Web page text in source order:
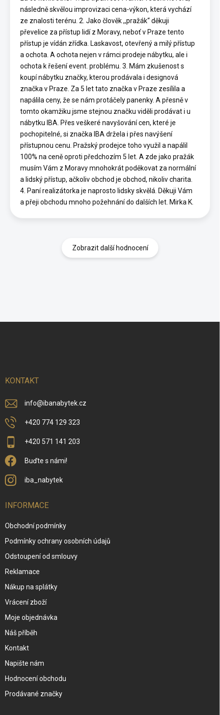
následně skvělou improvizaci cena-výkon, která vychází
ze znalosti terénu. 2. Jako člověk ,,pražák“ děkuji
převelice za přístup lidí z Moravy, neboť v Praze tento
přístup je vídán zřídka. Laskavost, otevřený a milý přístup
a ochota. A ochota nejen v rámci prodeje nábytku, ale i
ochota k řešení event. problému. 3. Mám zkušenost s
koupí nábytku značky, kterou prodávala i designová
značka v Praze. Za 5 let tato značka v Praze zesílila a
napálila ceny, že se nám protáčely panenky. A přesně v
tomto okamžiku jsme stejnou značku viděli prodávat i u
nábytku IBA. Přes veškeré navyšování cen, které je
pochopitelné, si značka IBA držela i přes navýšení
přístupnou cenu. Pražský prodejce toho využil a napálil
100% na ceně oproti předchozím 5 let. A zde jako pražák
musím Vám z Moravy mnohokrát poděkovat za normální
a lidský přístup, ačkoliv obchod je obchod, nikoliv charita.
4. Paní realizátorka je naprosto lidsky skvělá. Děkuji Vám
a přeji obchodu mnoho požehnání do dalších let. Mirka K.
Zobrazit další hodnocení
KONTAKT
info@ibanabytek.cz
+420 774 129 323
+420 571 141 203
Buďte s námi!
iba_nabytek
INFORMACE
Obchodní podmínky
Podmínky ochrany osobních údajů
Odstoupení od smlouvy
Reklamace
Nákup na splátky
Vrácení zboží
Moje objednávka
Náš příběh
Kontakt
Napište nám
Hodnocení obchodu
Prodávané značky